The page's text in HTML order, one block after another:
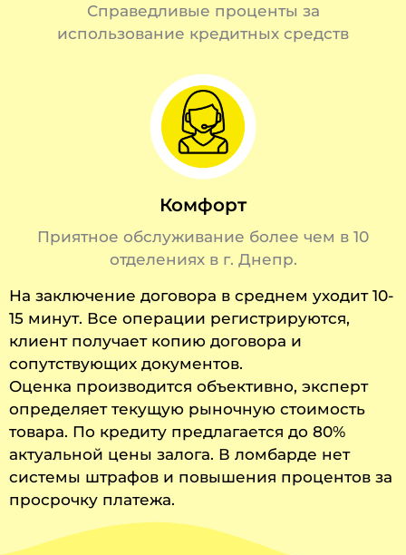
Справедливые проценты за
использование кредитных средств
Комфорт
Приятное обслуживание более чем в 10
отделениях в г. Днепр.
На заключение договора в среднем уходит 10-
15 минут. Все операции регистрируются,
клиент получает копию договора и
сопутствующих документов.
Оценка производится объективно, эксперт
определяет текущую рыночную стоимость
товара. По кредиту предлагается до 80%
актуальной цены залога. В ломбарде нет
системы штрафов и повышения процентов за
просрочку платежа.